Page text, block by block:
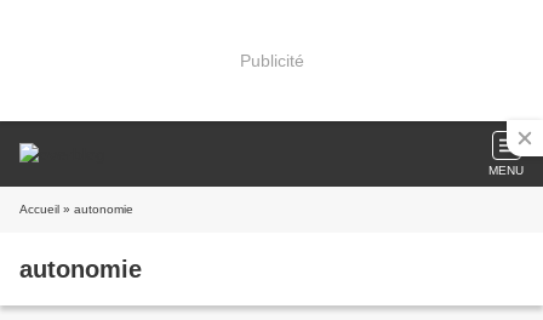
Publicité
MENU
Accueil » autonomie
autonomie